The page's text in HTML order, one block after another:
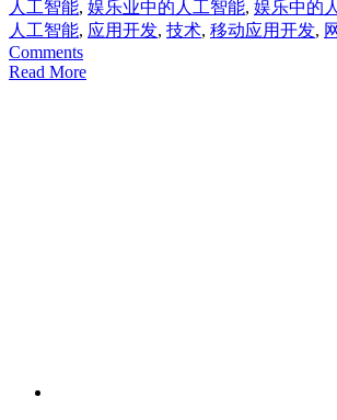
人工智能, 娱乐业中的人工智能, 娱乐中的
人工智能, 应用开发, 技术, 移动应用开发,
Comments
Read More